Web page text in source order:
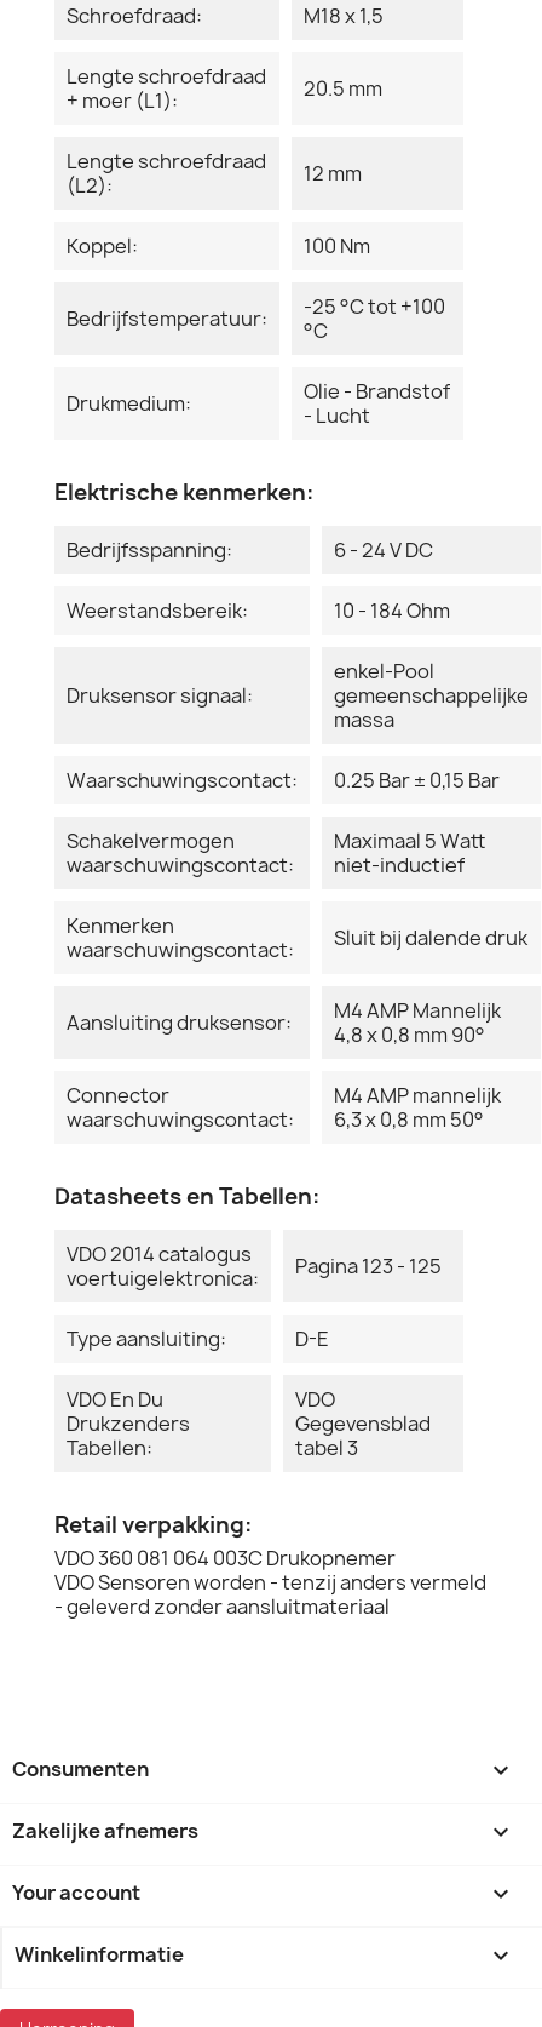
Schroefdraad: M18 x 1,5
Lengte schroefdraad
+ moer (L1):
20.5 mm
Lengte schroefdraad
(L2):
12 mm
Koppel: 100 Nm
Bedrijfstemperatuur:
-25 °C tot +100
°C
Drukmedium:
Olie - Brandstof
- Lucht
Elektrische kenmerken:
Bedrijfsspanning: 6 - 24 V DC
Weerstandsbereik: 10 - 184 Ohm
Druksensor signaal:
enkel-Pool
gemeenschappelijke
massa
Waarschuwingscontact: 0.25 Bar ± 0,15 Bar
Schakelvermogen
waarschuwingscontact:
Maximaal 5 Watt
niet-inductief
Kenmerken
waarschuwingscontact:
Sluit bij dalende druk
Aansluiting druksensor:
M4 AMP Mannelijk
4,8 x 0,8 mm 90°
Connector
waarschuwingscontact:
M4 AMP mannelijk
6,3 x 0,8 mm 50°
Datasheets en Tabellen:
VDO 2014 catalogus
voertuigelektronica:
Pagina 123 - 125
Type aansluiting: D-E
VDO En Du
Drukzenders
Tabellen:
VDO
Gegevensblad
tabel 3
Retail verpakking:
VDO 360 081 064 003C Drukopnemer
VDO Sensoren worden - tenzij anders vermeld
- geleverd zonder aansluitmateriaal
Consumenten 
Zakelijke afnemers 
Your account 
Winkelinformatie keyboard_arrow_down